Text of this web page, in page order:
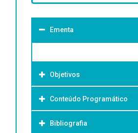
Ementa
Objetivos
Objetivo Geral:
Conteúdo Programático
Bibliografia